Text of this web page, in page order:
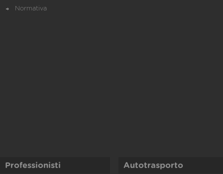
Normativa
Professionisti Autotrasporto